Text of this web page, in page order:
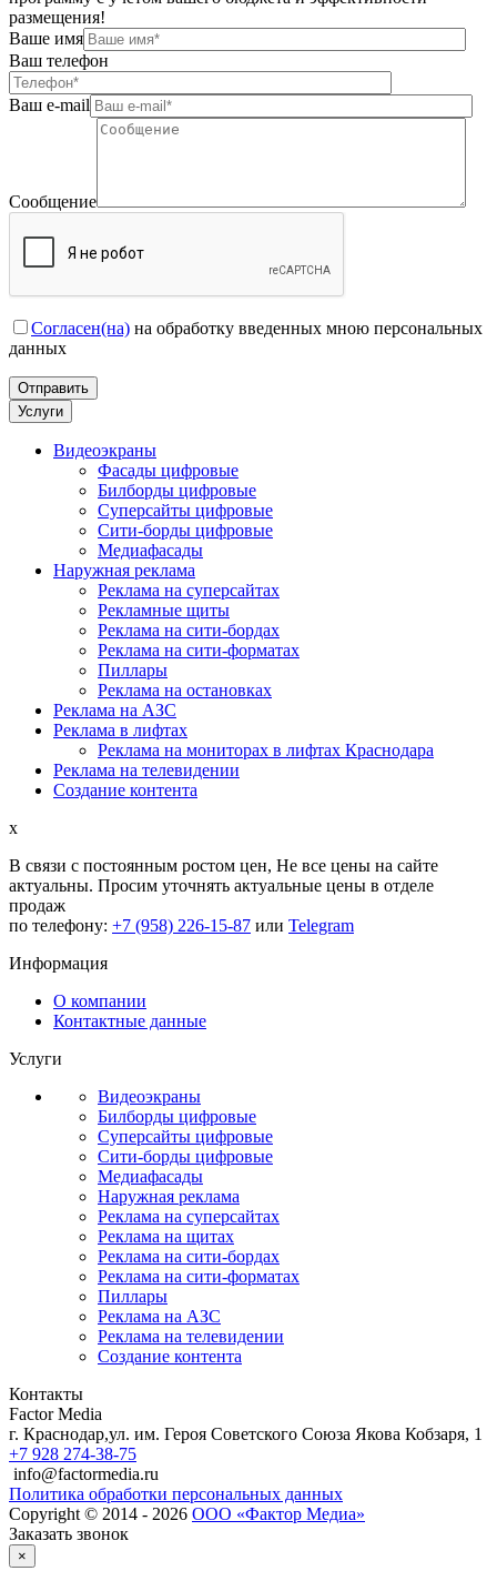
размещения!
Ваше имя
Ваш телефон
Ваш e-mail
Сообщение
Согласен(на) на обработку введенных мною персональных
данных
Услуги
Видеоэкраны
Фасады цифровые
Билборды цифровые
Суперсайты цифровые
Сити-борды цифровые
Медиафасады
Наружная реклама
Реклама на суперсайтах
Рекламные щиты
Реклама на сити-бордах
Реклама на сити-форматах
Пиллары
Реклама на остановках
Реклама на АЗС
Реклама в лифтах
Реклама на мониторах в лифтах Краснодара
Реклама на телевидении
Создание контента
x
В связи с постоянным ростом цен, Не все цены на сайте
актуальны. Просим уточнять актуальные цены в отделе
продаж
по телефону: +7 (958) 226-15-87 или Telegram
Информация
О компании
Контактные данные
Услуги
Видеоэкраны
Билборды цифровые
Суперсайты цифровые
Сити-борды цифровые
Медиафасады
Наружная реклама
Реклама на суперсайтах
Реклама на щитах
Реклама на сити-бордах
Реклама на сити-форматах
Пиллары
Реклама на АЗС
Реклама на телевидении
Создание контента
Контакты
Factor Media
г. Краснодар,ул. им. Героя Советского Союза Якова Кобзаря, 1
+7 928 274-38-75
info@factormedia.ru
Политика обработки персональных данных
Copyright © 2014 - 2026 ООО «Фактор Медиа»
Заказать звонок
×